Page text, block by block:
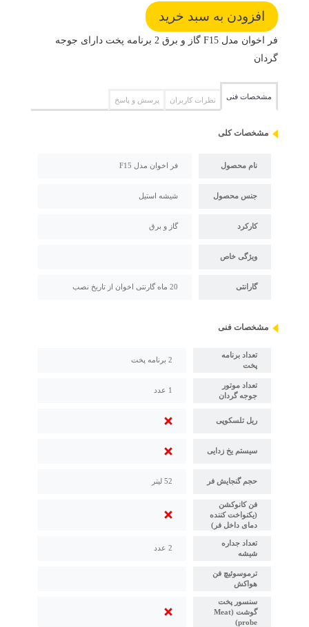
فر اخوان مدل F15 گاز و برق 2 برنامه پخت دارای جوجه
گردان
مشخصات فنی نظرات کاربران پرسش و پاسخ
مشخصات کلی
نام محصول فر اخوان مدل F15
جنس محصول شیشه استیل
کارکرد گاز و برق
ویژگی خاص
گارانتی 20 ماه گارنتی اخوان از تاریخ نصب
مشخصات فنی
تعداد برنامه
پخت
2 برنامه پخت
تعداد موتور
جوجه گردان
1 عدد
ریل تلسکوپی
سیستم یخ زدایی
حجم گنجایش فر 52 لیتر
فن کانوکشن
(یکنواخت کننده
دمای داخل فر)
تعداد جداره
شیشه
2 عدد
ترموسوئیچ فن
هواکش
سنسور پخت
گوشت (Meat
probe)